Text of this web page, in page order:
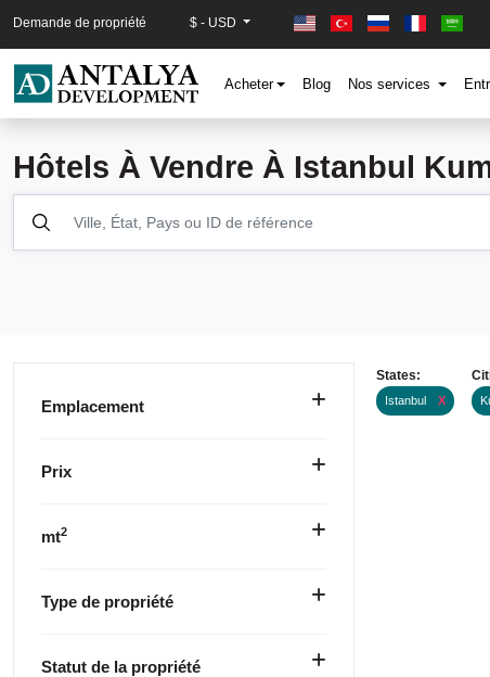
Demande de propriété $ - USD
Acheter Blog Nos services
Hôtels À Vendre À Istanbul
Emplacement
Prix
mt2
Type de propriété
Statut de la propriété
States:
Istanbul X